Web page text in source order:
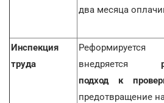
два месяца
Инспекция
труда
внедряется
подход к
предотвращение